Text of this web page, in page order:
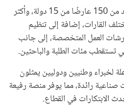
كما عرفت الدورة مشاركة أزيد من 150 عارضًا من 15 دولة، وأكثر
من مختلف القارات، إضافة إلى تنظيم
العمل المتخصصة، إلى جانب
تستقطب مئات الطلبة والباحثين.
لخبراء وطنيين ودوليين يمثلون
رائدة، مما يوفر منصة رفيعة
الابتكارات في القطاع.